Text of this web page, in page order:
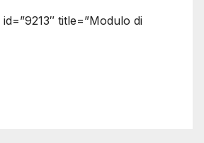
title=”Modulo di